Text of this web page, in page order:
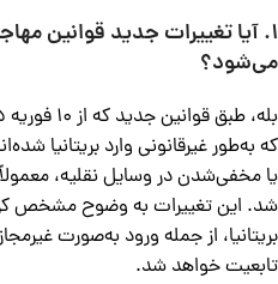
1. آیا تغییرات جدید قوانین
می‌شود؟
که به‌طور غیرقانونی وارد بریتانیا
یا مخفی‌شدن در وسایل نقلیه،
شد. این تغییرات به وضوح مشخص
بریتانیا، از جمله ورود به‌صورت
تابعیت خواهد شد.